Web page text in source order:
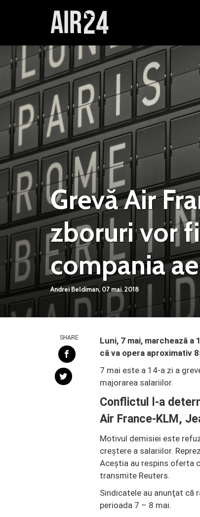
Grevă Air
zboruri vor
compania
Andrei Beldiman, 07 mai. 2018
Luni, 7 mai, marchează a
că va opera aproximativ
7 mai este a 14-a zi a
majorarea salariilor.
Conflictul l-a
Air France-KLM,
Motivul demisiei este
creştere a salariilor.
Aceștia au respins oferta
transmite Reuters.
Sindicatele au anunţat că
perioada 7 – 8 mai.
SHARE